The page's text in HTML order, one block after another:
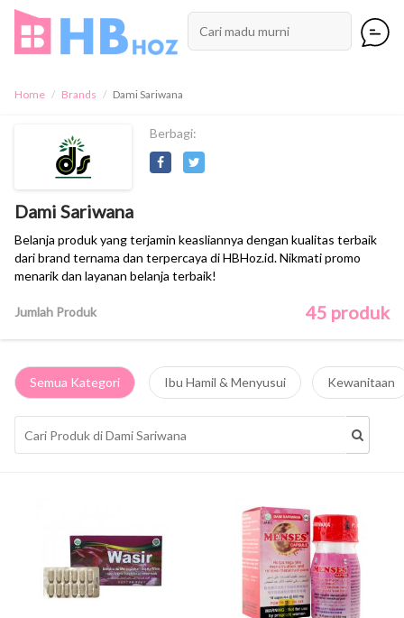
Home Brands Dami Sariwana
Berbagi:
Dami Sariwana
Belanja produk yang terjamin keasliannya dengan kualitas terbaik
dari brand ternama dan terpercaya di HBHoz.id. Nikmati promo
menarik dan layanan belanja terbaik!
Jumlah Produk 45 produk
Semua Kategori Ibu Hamil & Menyusui Kewanitaan